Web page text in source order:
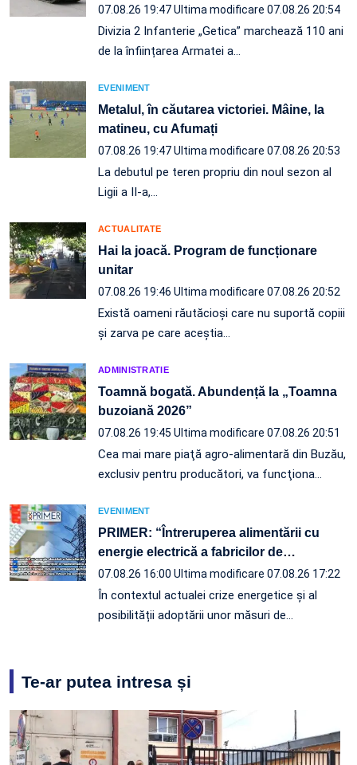
07.08.26 19:47Ultima modificare 07.08.26 20:54
Divizia 2 Infanterie „Getica” marchează 110 ani
de la înființarea Armatei a…
EVENIMENT
Metalul, în căutarea victoriei. Mâine, la
matineu, cu Afumați
07.08.26 19:47Ultima modificare 07.08.26 20:53
La debutul pe teren propriu din noul sezon al
Ligii a II-a,…
ACTUALITATE
Hai la joacă. Program de funcționare
unitar
07.08.26 19:46 Ultima modificare 07.08.26 20:52
Există oameni răutăcioși care nu suportă copiii
și zarva pe care aceștia…
ADMINISTRATIE
Toamnă bogată. Abundență la „Toamna
buzoiană 2026”
07.08.26 19:45 Ultima modificare 07.08.26 20:51
Cea mai mare piaţă agro-alimentară din Buzău,
exclusiv pentru producători, va funcţiona…
EVENIMENT
PRIMER: “Întreruperea alimentării cu
energie electrică a fabricilor de…
07.08.26 16:00 Ultima modificare 07.08.26 17:22
În contextul actualei crize energetice și al
posibilității adoptării unor măsuri de…
Te-ar putea intresa și